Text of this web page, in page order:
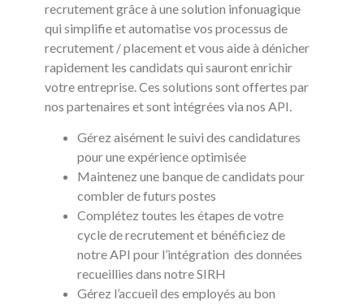
recrutement grâce à une solution infonuagique
qui simplifie et automatise vos processus de
recrutement / placement et vous aide à dénicher
rapidement les candidats qui sauront enrichir
votre entreprise. Ces solutions sont offertes par
nos partenaires et sont intégrées via nos API.
Gérez aisément le suivi des candidatures
pour une expérience optimisée
Maintenez une banque de candidats pour
combler de futurs postes
Complétez toutes les étapes de votre
cycle de recrutement et bénéficiez de
notre API pour l’intégration des données
recueillies dans notre SIRH
Gérez l’accueil des employés au bon